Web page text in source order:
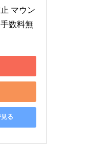
マウン
数料無
る